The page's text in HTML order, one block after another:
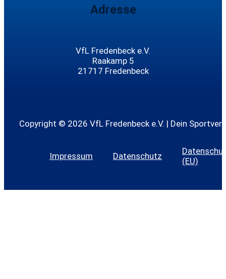
Adresse
VfL Fredenbeck e.V.
Raakamp 5
21717 Fredenbeck
Copyright © 2026 VfL Fredenbeck e.V. | Dein
Impressum Datenschutz
(EU)